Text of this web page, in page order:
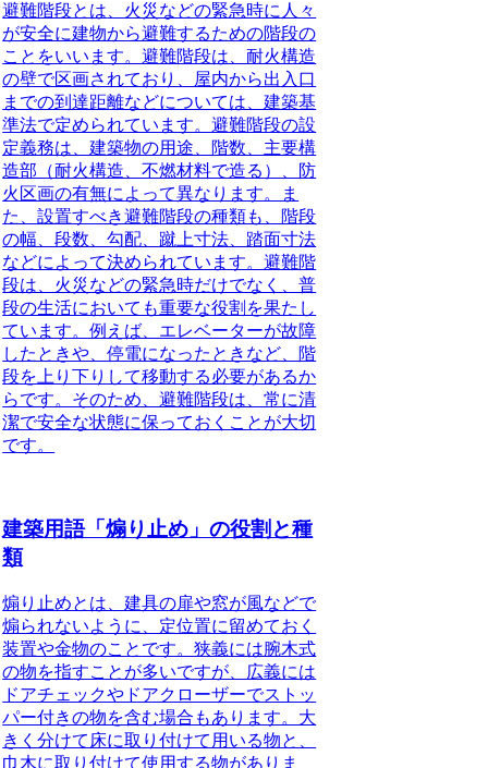
避難階段とは 、火災などの緊急時に人々
が安全に建物から避難するための階段の
ことをいいます。避難階段は、耐火構造
の壁で区画されており、屋内から出入口
までの到達距離などについては、建築基
準法で定められています。避難階段の設
定義務は、建築物の用途、階数、主要構
造部（耐火構造、不燃材料で造る）、防
火区画の有無によって異なります。ま
た、設置すべき避難階段の種類も、階段
の幅、段数、勾配、蹴上寸法、踏面寸法
などによって決められています。避難階
段は、火災などの緊急時だけでなく、普
段の生活においても重要な役割を果たし
ています。例えば、エレベーターが故障
したときや、停電になったときなど、階
段を上り下りして移動する必要があるか
らです。そのため、避難階段は、常に清
潔で安全な状態に保っておくことが大切
です。
建築用語「煽り止め」の役割と種
類
煽り止めとは、建具の扉や窓が風などで
煽られないように、定位置に留めておく
装置や金物のこと です。狭義には腕木式
の物を指すことが多いですが、広義には
ドアチェックやドアクローザーでストッ
パー付きの物を含む場合もあります。大
きく分けて床に取り付けて用いる物と、
巾木に取り付けて使用する物がありま